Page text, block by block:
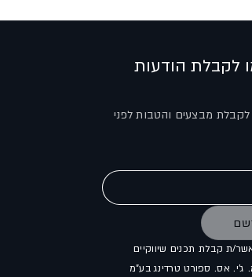
לקבלת הודעות
לקבלת מבצעים והטבות לפני
ת קבלת תכנים שיווקיים
אס. ספורט טרדינג בע"מ